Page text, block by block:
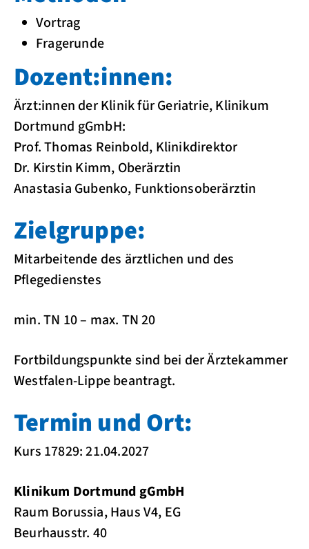
Vortrag
Fragerunde
Dozent:innen:
Ärzt:innen der Klinik für Geriatrie, Klinikum
Dortmund gGmbH:
Prof. Thomas Reinbold, Klinikdirektor
Dr. Kirstin Kimm, Oberärztin
Anastasia Gubenko, Funktionsoberärztin
Zielgruppe:
Mitarbeitende des ärztlichen und des
Pflegedienstes
min. TN 10 – max. TN 20
Fortbildungspunkte sind bei der Ärztekammer
Westfalen-Lippe beantragt.
Termin und Ort:
Kurs 17829: 21.04.2027
Klinikum Dortmund gGmbH
Raum Borussia, Haus V4, EG
Beurhausstr. 40